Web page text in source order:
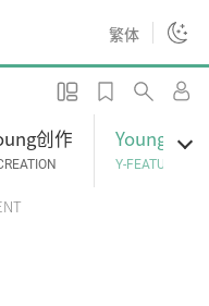
繁体
创作 Young专题
Y-FEATURES